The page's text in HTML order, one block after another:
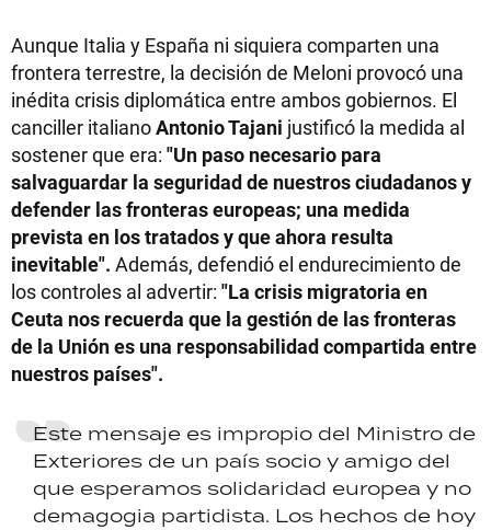
Aunque Italia y España ni siquiera comparten una
frontera terrestre, la decisión de Meloni provocó una
inédita crisis diplomática entre ambos gobiernos. El
canciller italianoAntonio Tajani justificó la medida al
sostener que era: "Un paso necesario para
salvaguardar la seguridad de nuestros ciudadanos y
defender las fronteras europeas; una medida
prevista en los tratados y que ahora resulta
inevitable". Además, defendió el endurecimiento de
los controles al advertir: "La crisis migratoria en
Ceuta nos recuerda que la gestión de las fronteras
de la Unión es una responsabilidad compartida entre
nuestros países".
Este mensaje es impropio del Ministro de
Exteriores de un país socio y amigo del
que esperamos solidaridad europea y no
demagogia partidista. Los hechos de hoy